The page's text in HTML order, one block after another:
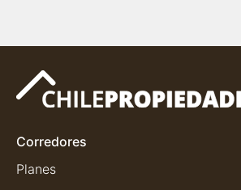
Corredores
Planes